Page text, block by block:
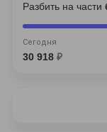
Разбить на части
Сегодня
30 918 ₽